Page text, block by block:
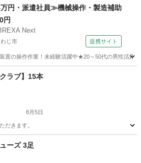
ゴルフ
円・派遣社員≫機械操作・製造補助
円
Next
じ市 提携サイト
置の操作作業！未経験活躍中★20～50代の男性活
クラブ】15本
8月5日
だきます。
ゴルフ
ーズ 3足